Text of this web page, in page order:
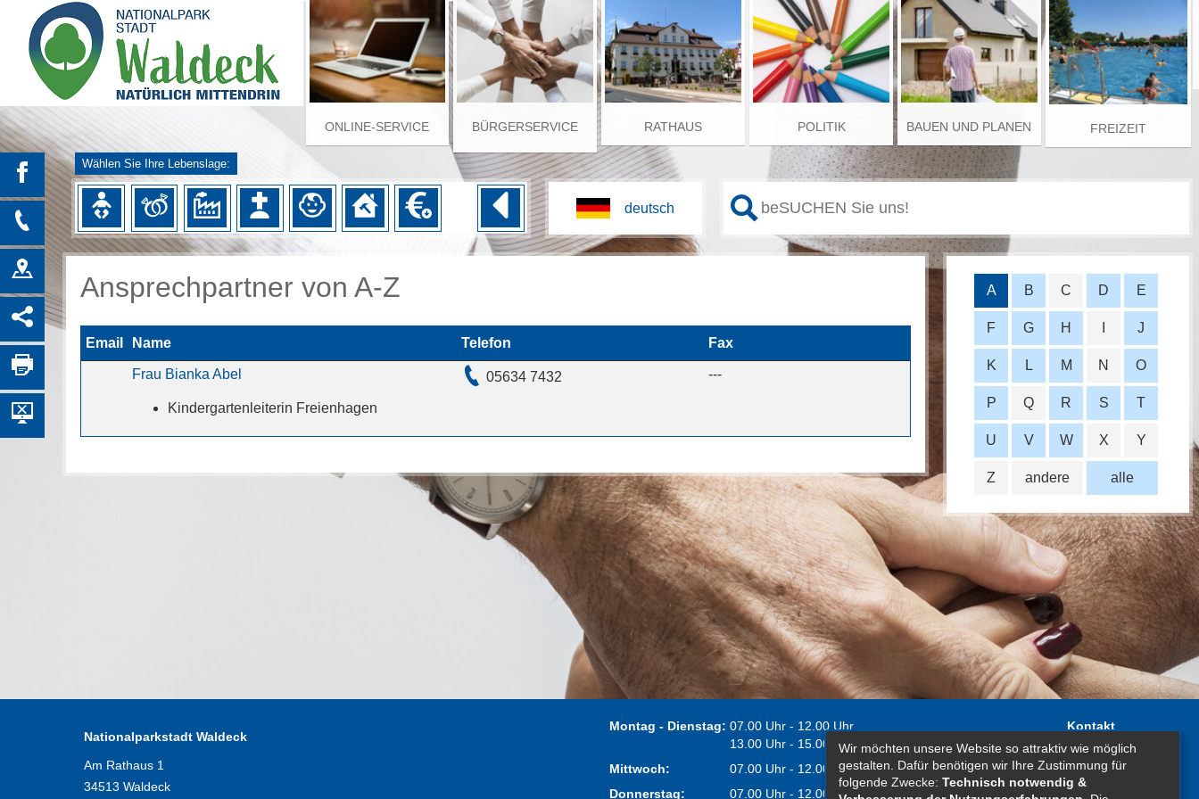
ONLINE-SERVICE BÜRGERSERVICE RATHAUS POLITIK BAUEN UND PLANEN FREIZEIT
Wählen Sie Ihre Lebenslage:
Ansprechpartner von A-Z
Email Name Telefon Fax
Frau Bianka Abel
Kindergartenleiterin Freienhagen
05634 7432 ---
alle
A B C D E
F G H J
K L M N O
P Q R S T
U V W X Y
Z andere
Nationalparkstadt Waldeck
Am Rathaus 1
34513 Waldeck
Montag - Dienstag: 07.00 Uhr - 12.00 Uhr
13.00 Uhr - 15.00 Uhr
Mittwoch:
07.00 Uhr - 12.00 Uhr
Donnerstag:
07.00 Uhr - 12.00 Uhr
Kontakt
Impressum
Erklärung zur
Barrierefreiheit
Wir möchten unsere Website so attraktiv wie möglich
gestalten. Dafür benötigen wir Ihre Zustimmung für
folgende Zwecke: Technisch notwendig &